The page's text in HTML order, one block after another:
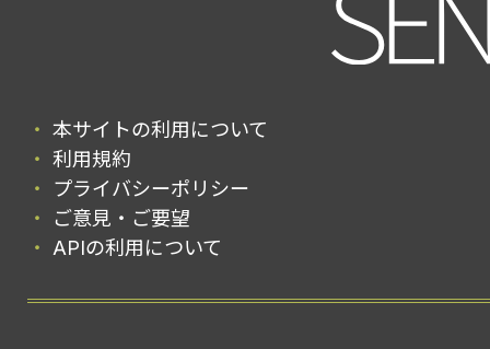
本サイトの利用について
利用規約
プライバシーポリシー
ご意見・ご要望
APIの利用について